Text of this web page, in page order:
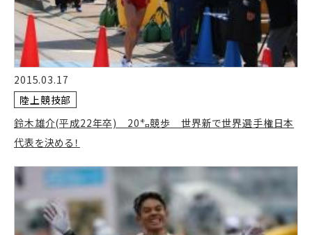
2015.03.17
陸上競技部
鈴木雄介(平成22年卒) 20㌔競歩 世界新で世界選手権日本
代表を決める！